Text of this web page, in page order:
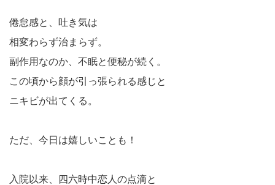
倦怠感と、吐き気は
相変わらず治まらず。
副作用なのか、不眠と便秘が続く。
この頃から顔が引っ張られる感じと
ニキビが出てくる。
ただ、今日は嬉しいことも！
入院以来、四六時中恋人の点滴と